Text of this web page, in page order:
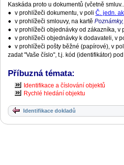
Kaskáda proto u dokumentů (včetně
v prohlížeči dokumentu, v poli Č. jedn.
v prohlížeči smlouvy, na kartě
v prohlížeči objednávky od zákazníka, v
v prohlížeči objednávky k dodavateli, v
v prohlížeči pošty běžné (papírové), v
zadat "Vaše číslo", t.j. kód (identifikátor)
Příbuzná témata:
Identifikace a číslování objektů
Rychlé hledání objektu
Identifikace dokladů